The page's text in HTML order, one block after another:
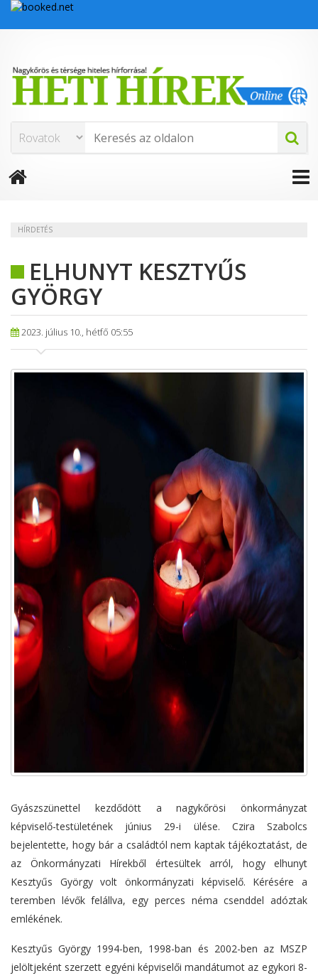
HÍRDETÉS
ELHUNYT KESZTYŰS
GYÖRGY
2023. július 10., hétfő 05:55
Gyászszünettel kezdődött a nagykőrösi önkormányzat
képviselő-testületének június 29-i ülése. Czira Szabolcs
bejelentette, hogy bár a családtól nem kaptak tájékoztatást, de
az Önkormányzati Hírekből értesültek arról, hogy elhunyt
Kesztyűs György volt önkormányzati képviselő. Kérésére a
teremben lévők felállva, egy perces néma csenddel adóztak
emlékének.
Kesztyűs György 1994-ben, 1998-ban és 2002-ben az MSZP
jelöltjeként szerzett egyéni képviselői mandátumot az egykori 8-